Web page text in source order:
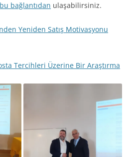
bu bağlantıdan ulaşabilirsiniz.
Yeniden Satış Motivasyonu
Tercihleri Üzerine Bir Araştırma